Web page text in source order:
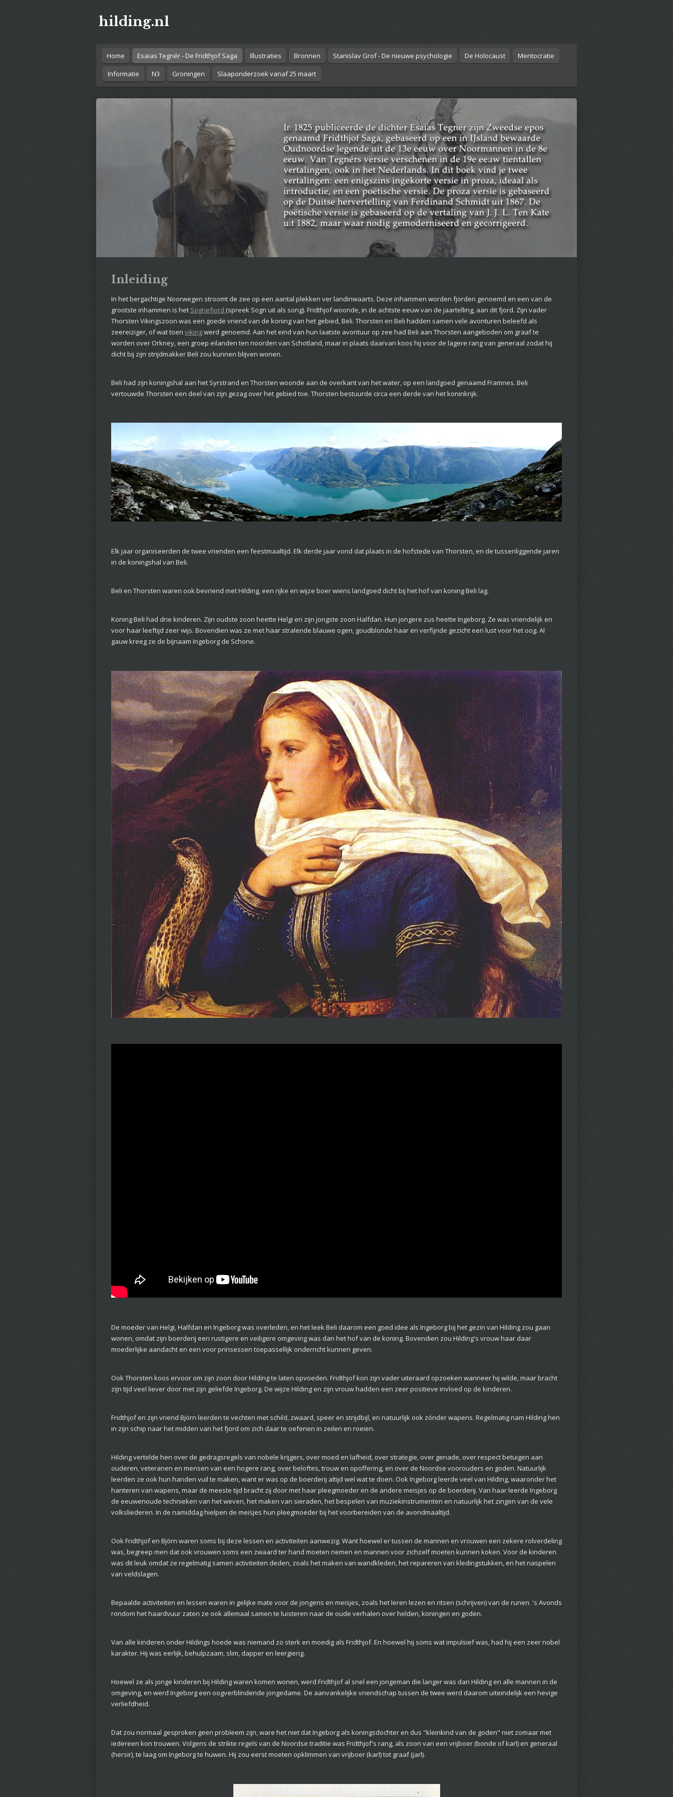
hilding.nl
Home Esaias Tegnér - De Fridthjof Saga Illustraties Bronnen Stanislav Grof - De nieuwe psychologie De Holocaust
Meritocratie
Informatie
N3 Groningen Slaaponderzoek vanaf 25 maart
Inleiding
In het bergachtige Noorwegen stroomt de zee op een aantal plekken ver landinwaarts. Deze inhammen worden fjorden genoemd en een van de
grootste inhammen is het Sognefjord (spreek Sogn uit als song). Fridthjof woonde, in de achtste eeuw van de jaartelling, aan dit fjord. Zijn vader
Thorsten Vikingszoon was een goede vriend van de koning van het gebied, Beli. Thorsten en Beli hadden samen vele avonturen beleefd als
zeereiziger, of wat toen vikingwerd genoemd. Aan het eind van hun laatste avontuur op zee had Beli aan Thorsten aangeboden om graaf te
worden over Orkney, een groep eilanden ten noorden van Schotland, maar in plaats daarvan koos hij voor de lagere rang van generaal zodat hij
dicht bij zijn strijdmakker Beli zou kunnen blijven wonen.
Beli had zijn koningshal aan het Syrstrand en Thorsten woonde aan de overkant van het water, op een landgoed genaamd Framnes. Beli
vertouwde Thorsten een deel van zijn gezag over het gebied toe. Thorsten bestuurde circa een derde van het koninkrijk.
Elk jaar organiseerden de twee vrienden een feestmaaltijd. Elk derde jaar vond dat plaats in de hofstede van Thorsten, en de tussenliggende jaren
in de koningshal van Beli.
Beli en Thorsten waren ook bevriend met Hilding, een rijke en wijze boer wiens landgoed dicht bij het hof van koning Beli lag.
Koning Beli had drie kinderen. Zijn oudste zoon heette Helgi en zijn jongste zoon Halfdan. Hun jongere zus heette Ingeborg. Ze was vriendelijk en
voor haar leeftijd zeer wijs. Bovendien was ze met haar stralende blauwe ogen, goudblonde haar en verfijnde gezicht een lust voor het oog. Al
gauw kreeg ze de bijnaam Ingeborg de Schone.
De moeder van Helgi, Halfdan en Ingeborg was overleden, en het leek Beli daarom een goed idee als Ingeborg bij het gezin van Hilding zou gaan
wonen, omdat zijn boerderij een rustigere en veiligere omgeving was dan het hof van de koning. Bovendien zou Hilding's vrouw haar daar
moederlijke aandacht en een voor prinsessen toepassellijk onderricht kunnen geven.
Ook Thorsten koos ervoor om zijn zoon door Hilding te laten opvoeden. Fridthjof kon zijn vader uiteraard opzoeken wanneer hij wilde, maar bracht
zijn tijd veel liever door met zijn geliefde Ingeborg. De wijze Hilding en zijn vrouw hadden een zeer positieve invloed op de kinderen.
Fridthjof en zijn vriend Björn leerden te vechten met schild, zwaard, speer en strijdbijl, en natuurlijk ook zónder wapens. Regelmatig nam Hilding hen
in zijn schip naar het midden van het fjord om zich daar te oefenen in zeilen en roeien.
Hilding vertelde hen over de gedragsregels van nobele krijgers, over moed en lafheid, over strategie, over genade, over respect betuigen aan
ouderen, veteranen en mensen van een hogere rang, over beloftes, trouw en opoffering, en over de Noordse voorouders en goden. Natuurlijk
leerden ze ook hun handen vuil te maken, want er was op de boerderij altijd wel wat te doen. Ook Ingeborg leerde veel van Hilding, waaronder het
hanteren van wapens, maar de meeste tijd bracht zij door met haar pleegmoeder en de andere meisjes op de boerderij. Van haar leerde Ingeborg
de eeuwenoude technieken van het weven, het maken van sieraden, het bespelen van muziekinstrumenten en natuurlijk het zingen van de vele
volksliederen. In de namiddag hielpen de meisjes hun pleegmoeder bij het voorbereiden van de avondmaaltijd.
Ook Fridthjof en Björn waren soms bij deze lessen en activiteiten aanwezig. Want hoewel er tussen de mannen en vrouwen een zekere rolverdeling
was, begreep men dat ook vrouwen soms een zwaard ter hand moeten nemen en mannen voor zichzelf moeten kunnen koken. Voor de kinderen
was dit leuk omdat ze regelmatig samen activiteiten deden, zoals het maken van wandkleden, het repareren van kledingstukken, en het naspelen
van veldslagen.
Bepaalde activiteiten en lessen waren in gelijke mate voor de jongens en meisjes, zoals het leren lezen en ritsen (schrijven) van de runen. 's Avonds
rondom het haardvuur zaten ze ook allemaal samen te luisteren naar de oude verhalen over helden, koningen en goden.
Van alle kinderen onder Hildings hoede was niemand zo sterk en moedig als Fridthjof. En hoewel hij soms wat impulsief was, had hij een zeer nobel
karakter. Hij was eerlijk, behulpzaam, slim, dapper en leergierig.
Hoewel ze als jonge kinderen bij Hilding waren komen wonen, werd Fridthjof al snel een jongeman die langer was dan Hilding en alle mannen in de
omgeving, en werd Ingeborg een oogverblindende jongedame. De aanvankelijke vriendschap tussen de twee werd daarom uiteindelijk een hevige
verliefdheid.
Dat zou normaal gesproken geen probleem zijn, ware het niet dat Ingeborg als koningsdochter en dus "kleinkind van de goden" niet zomaar met
iedereen kon trouwen. Volgens de strikte regels van de Noordse traditie was Fridthjof's rang, als zoon van een vrijboer (bonde of karl) en generaal
(hersir), te laag om Ingeborg te huwen. Hij zou eerst moeten opklimmen van vrijboer (karl) tot graaf (jarl).